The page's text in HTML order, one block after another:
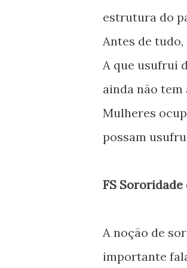
estrutura do
Antes de
A que usufrui
ainda não tem
Mulheres
possam
FS
A noção de
importante